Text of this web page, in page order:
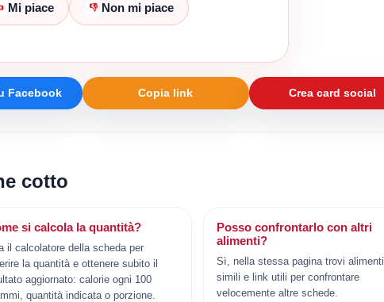
Mi piace 👎 Non mi piace
Facebook Copia link Crea card social
cotto
si calcola la quantità?
il calcolatore della scheda per
la quantità e ottenere subito il
aggiornato: calorie ogni 100
quantità indicata o porzione.
Posso confrontarlo con altri
alimenti?
Sì, nella stessa pagina trovi alimenti
simili e link utili per confrontare
velocemente altre schede.